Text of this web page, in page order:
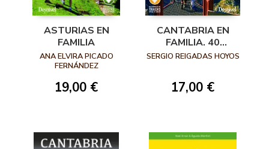
ASTURIAS EN
FAMILIA
ANA ELVIRA PICADO
FERNÁNDEZ
19,00 €
CANTABRIA EN
FAMILIA. 40
EXCURSIONES Y 20
SERGIO REIGADAS HOYOS
17,00 €